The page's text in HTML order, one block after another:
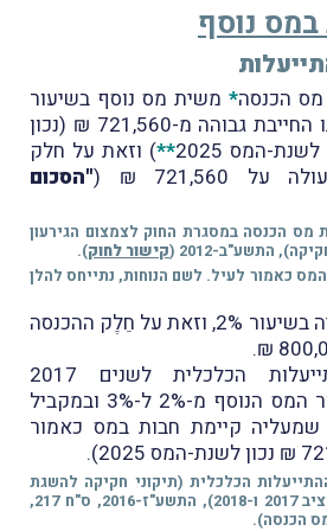
נוסף
* משית מס נוסף בשיעור
3% על יחיד שהכנסתו החייבת גבוהה מ-721,560 ₪ (נכון
**) וזאת על חלק
₪ (
"הסכום
לפקודת מס הכנסה במסגרת החוק לצמצום הגירעון
התשע"ב-2012 (
קישור לחוק).
כאמור לעיל. לשם הנוחות, נתייחס להלן
במקור, המס הנוסף היה בשיעור 2%, וזאת על חֵלֶק ההכנסה
במסגרת חוק ההתייעלות הכלכלית לשנים 2017
הוגדל שיעור המס הנוסף מ-2% ל-3% ובמקביל
קיימת חבות במס כאמור
לחוק ההתייעלות הכלכלית (תיקוני חקיקה להשגת
יעדי התקציב לשנות התקציב 2017 ו-2018), התשע"ז-2016, ס"ח 217,